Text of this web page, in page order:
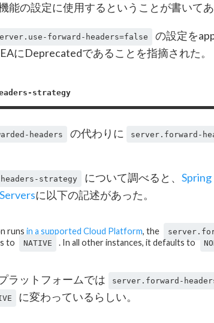
能の設定に使用するということが書いてあ
forward-headers=false
の設定を
にDeprecatedであることを指摘された。
strategy
headers の代わりに server.forward-
strategy について調べると、
に以下の記述があった。
runs in a supported Cloud Platform, the
to NATIVE . In all other instances, it defaults to
ラットフォームでは server.forward-
に変わっているらしい。